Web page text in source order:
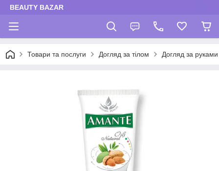
BEAUTY BAZAR
Товари та послуги Догляд за тілом Догляд за руками